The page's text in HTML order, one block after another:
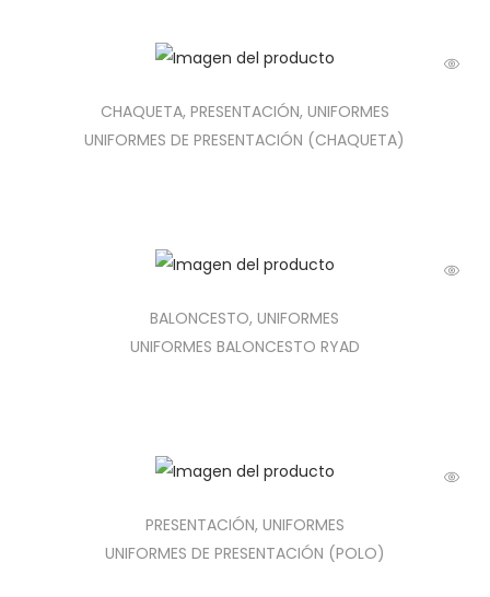
MAYOR MOVILIDAD)
4 -6-8-10-12-14-16-S-M-L-XL-XXL-XXXL
Puedes comprar con ADDI ( CREDITO) o CONVENIO
CHAQUETA, PRESENTACIÓN, UNIFORMES
UNIFORMES DE PRESENTACIÓN (CHAQUETA)
BALONCESTO,UNIFORMES
UNIFORMES BALONCESTO RYAD
PRESENTACIÓN, UNIFORMES
UNIFORMES DE PRESENTACIÓN (POLO)